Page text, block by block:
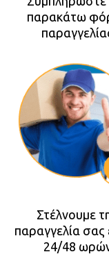
παρακάτω
Στέλνουμε
παραγγελία σας
24/48